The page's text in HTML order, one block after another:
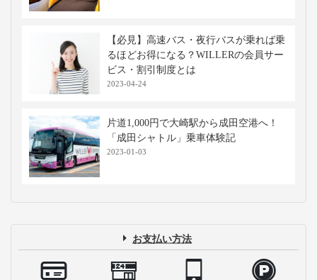
【必見】高速バス・夜行バスが乗れば乗
るほどお得になる？WILLERの会員サー
ビス・割引制度とは
2023-04-24
片道1,000円で大崎駅から成田空港へ！
「成田シャトル」乗車体験記
2023-01-03
お支払い方法